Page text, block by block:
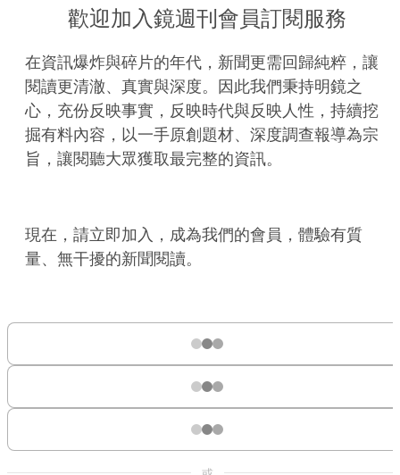
歡迎加入鏡週刊會員訂閱服務
在資訊爆炸與碎片的年代，新聞更需回歸純粹，讓
閱讀更清澈、真實與深度。因此我們秉持明鏡之
心，充份反映事實，反映時代與反映人性，持續挖
掘有料內容，以一手原創題材、深度調查報導為宗
旨，讓閱聽大眾獲取最完整的資訊。
現在，請立即加入，成為我們的會員，體驗有質
量、無干擾的新聞閱讀。